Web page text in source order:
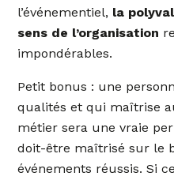
l’événementiel, la
sens de l’organisation
impondérables.
Petit bonus : une
qualités et qui maîtrise
métier sera une vraie
doit-être maîtrisé sur le
événements réussis. Si